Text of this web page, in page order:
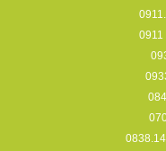
0911